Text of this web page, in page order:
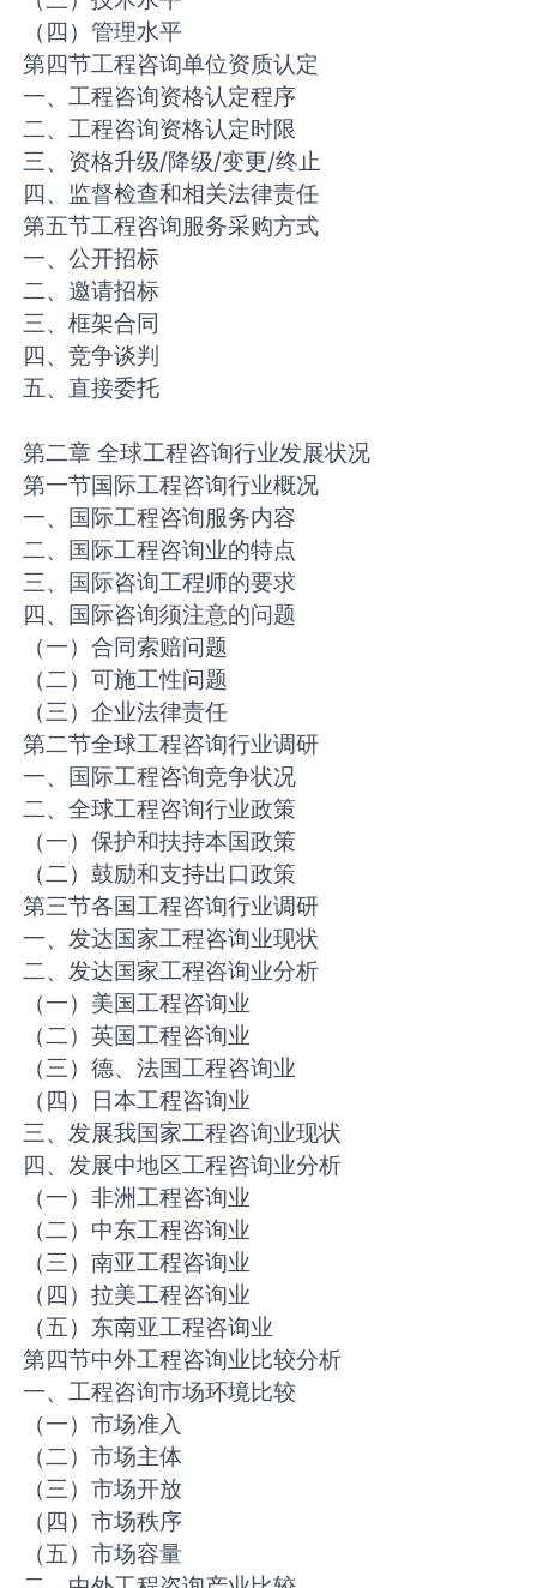
（四）管理水平
第四节工程咨询单位资质认定
一、工程咨询资格认定程序
二、工程咨询资格认定时限
三、资格升级/降级/变更/终止
四、监督检查和相关法律责任
第五节工程咨询服务采购方式
一、公开招标
二、邀请招标
三、框架合同
四、竞争谈判
五、直接委托
第二章 全球工程咨询行业发展状况
第一节国际工程咨询行业概况
一、国际工程咨询服务内容
二、国际工程咨询业的特点
三、国际咨询工程师的要求
四、国际咨询须注意的问题
（一）合同索赔问题
（二）可施工性问题
（三）企业法律责任
第二节全球工程咨询行业调研
一、国际工程咨询竞争状况
二、全球工程咨询行业政策
（一）保护和扶持本国政策
（二）鼓励和支持出口政策
第三节各国工程咨询行业调研
一、发达国家工程咨询业现状
二、发达国家工程咨询业分析
（一）美国工程咨询业
（二）英国工程咨询业
（三）德、法国工程咨询业
（四）日本工程咨询业
三、发展我国家工程咨询业现状
四、发展中地区工程咨询业分析
（一）非洲工程咨询业
（二）中东工程咨询业
（三）南亚工程咨询业
（四）拉美工程咨询业
（五）东南亚工程咨询业
第四节中外工程咨询业比较分析
一、工程咨询市场环境比较
（一）市场准入
（二）市场主体
（三）市场开放
（四）市场秩序
（五）市场容量